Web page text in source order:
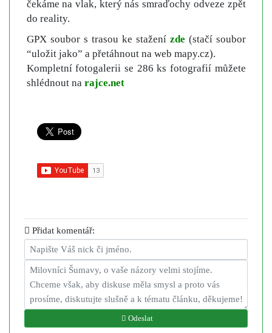
čekáme na vlak, který nás smraďochy odveze zpět
do reality.
GPX soubor s trasou ke stažení zde (stačí soubor
“uložit jako” a přetáhnout na web mapy.cz).
Kompletní fotogalerii se 286 ks fotografií můžete
shlédnout na rajce.net
Přidat komentář:
Odeslat